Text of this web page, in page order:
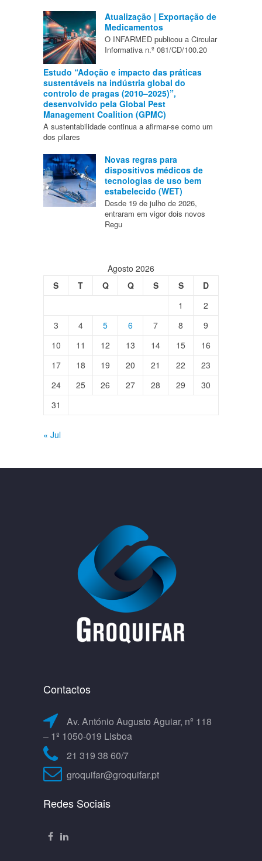
Atualização | Exportação de
Medicamentos
O INFARMED publicou a Circular
Informativa n.º 081/CD/100.20
Estudo “Adoção e impacto das práticas
sustentáveis na indústria global do
controlo de pragas (2010–2025)”,
desenvolvido pela Global Pest
Management Coalition (GPMC)
A sustentabilidade continua a afirmar-se como um
dos pilares
Novas regras para
dispositivos médicos de
tecnologias de uso bem
estabelecido (WET)
Desde 19 de julho de 2026,
entraram em vigor dois novos
Regu
Agosto 2026
S
T Q Q S S
D
1
2
3
4 5 6 7 8
9
10
11 12 13 14 15
16
17
18 19 20 21 22
23
24
25 26 27 28 29
30
31
« Jul
Contactos
Av. António Augusto Aguiar, nº 118
– 1º 1050-019 Lisboa
21 319 38 60/7
groquifar@groquifar.pt
Redes Sociais